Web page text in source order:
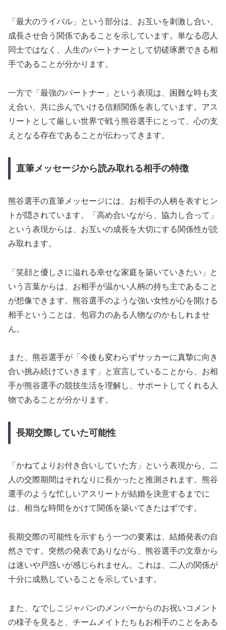
「最大のライバル」という部分は、お互いを刺激し合い、
成長させ合う関係であることを示しています。単なる恋人
同士ではなく、人生のパートナーとして切磋琢磨できる相
手であることが分かります。
一方で「最強のパートナー」という表現は、困難な時も支
え合い、共に歩んでいける信頼関係を表しています。アス
リートとして厳しい世界で戦う熊谷選手にとって、心の支
えとなる存在であることが伝わってきます。
直筆メッセージから読み取れる相手の特徴
熊谷選手の直筆メッセージには、お相手の人柄を表すヒン
トが隠されています。「高め合いながら、協力し合って」
という表現からは、お互いの成長を大切にする関係性が読
み取れます。
「笑顔と優しさに溢れる幸せな家庭を築いていきたい」と
いう言葉からは、お相手が温かい人柄の持ち主であること
が想像できます。熊谷選手のような強い女性が心を開ける
相手ということは、包容力のある人物なのかもしれませ
ん。
また、熊谷選手が「今後も変わらずサッカーに真摯に向き
合い挑み続けていきます」と宣言していることから、お相
手が熊谷選手の競技生活を理解し、サポートしてくれる人
物であることが分かります。
長期交際していた可能性
「かねてよりお付き合いしていた方」という表現から、二
人の交際期間はそれなりに長かったと推測されます。熊谷
選手のような忙しいアスリートが結婚を決意するまでに
は、相当な時間をかけて関係を築いてきたはずです。
長期交際の可能性を示すもう一つの要素は、結婚発表の自
然さです。突然の発表でありながら、熊谷選手の文章から
は迷いや戸惑いが感じられません。これは、二人の関係が
十分に成熟していることを示しています。
また、なでしこジャパンのメンバーからのお祝いコメント
の様子を見ると、チームメイトたちもお相手のことをある